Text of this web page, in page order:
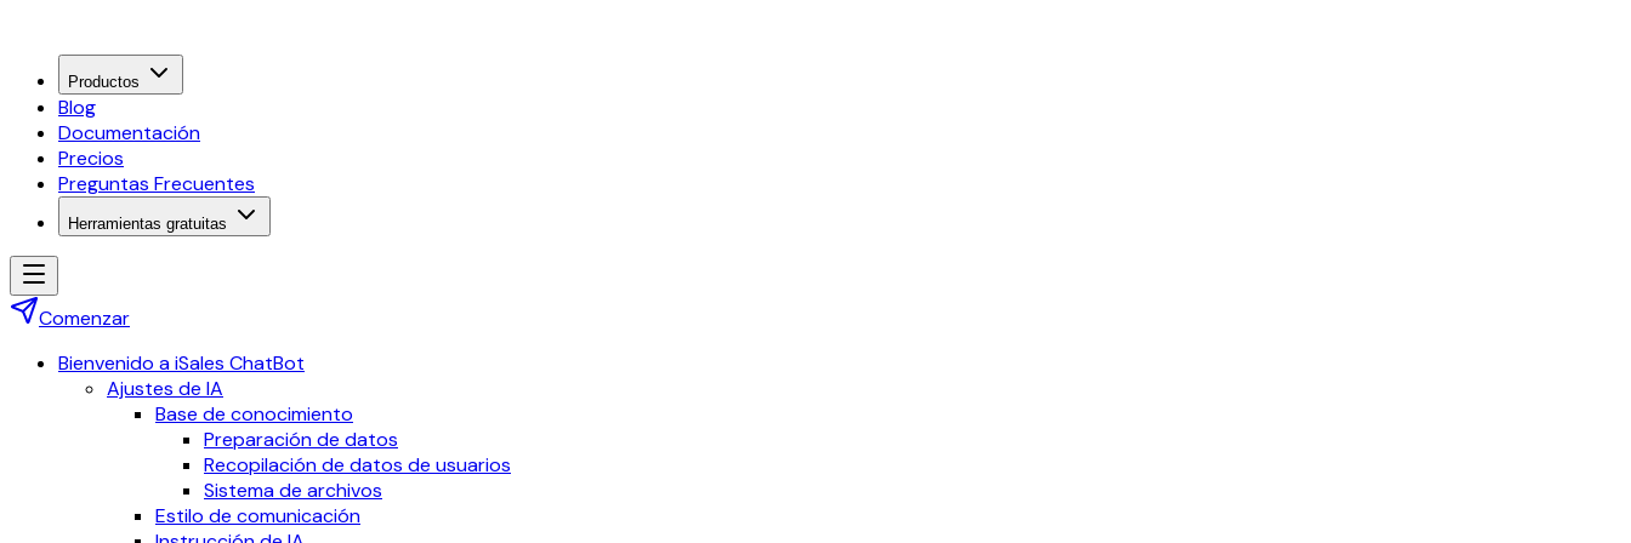
Productos
Blog
Documentación
Precios
Preguntas Frecuentes
Herramientas gratuitas
Comenzar
Bienvenido a iSales ChatBot
Ajustes de IA
Base de conocimiento
Preparación de datos
Recopilación de datos de usuarios
Sistema de archivos
Estilo de comunicación